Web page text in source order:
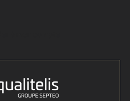
à mon compte